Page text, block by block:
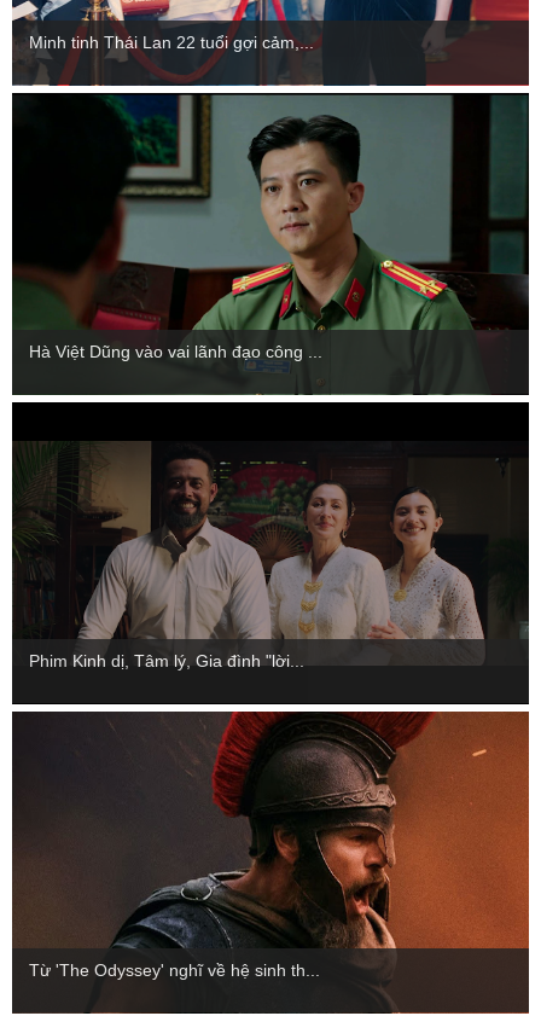
Minh tinh Thái Lan 22 tuổi gợi cảm,...
Hà Việt Dũng vào vai lãnh đạo công ...
Phim Kinh dị, Tâm lý, Gia đình "lời...
Từ 'The Odyssey' nghĩ về hệ sinh th...